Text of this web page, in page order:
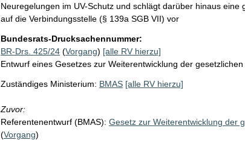
Neuregelungen im UV-Schutz und schlägt darüber hinaus eine
auf die Verbindungsstelle (§ 139a SGB VII) vor
Bundesrats-Drucksachennummer:
BR-Drs. 425/24(Vorgang) [alle RV hierzu]
Entwurf eines Gesetzes zur Weiterentwicklung der
Zuständiges Ministerium: BMAS [alle RV hierzu]
Zuvor:
Referentenentwurf (BMAS): Gesetz zur Weiterentwicklung der
(Vorgang)